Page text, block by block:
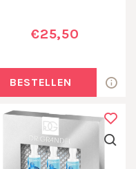
€25,50
BESTELLEN